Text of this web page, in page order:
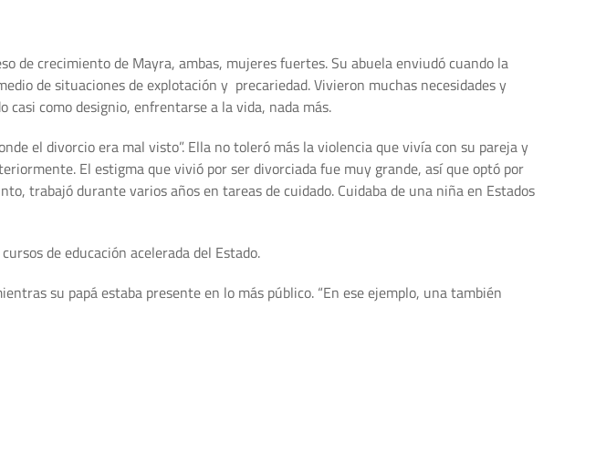
de crecimiento de Mayra, ambas, mujeres fuertes. Su abuela enviudó cuando la
de situaciones de explotación y precariedad. Vivieron muchas necesidades y
como designio, enfrentarse a la vida, nada más.
el divorcio era mal visto”. Ella no toleró más la violencia que vivía con su pareja y
El estigma que vivió por ser divorciada fue muy grande, así que optó por
trabajó durante varios años en tareas de cuidado. Cuidaba de una niña en Estados
de educación acelerada del Estado.
su papá estaba presente en lo más público. “En ese ejemplo, una también